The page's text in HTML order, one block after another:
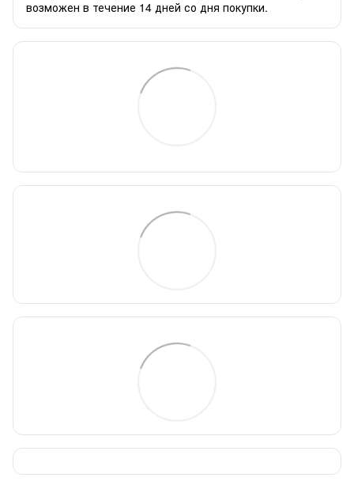
возможен в течение 14 дней со дня покупки.